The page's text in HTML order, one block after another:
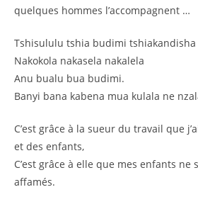
quelques hommes l’accompagnent …
Tshisululu tshia budimi tshiakandisha
Nakokola nakasela nakalela
Anu bualu bua budimi.
Banyi bana kabena mua kulala ne
C’est grâce à la sueur du travail que
et des enfants,
C’est grâce à elle que mes enfants ne
affamés.